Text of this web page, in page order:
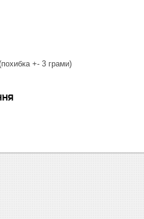
(похибка +- 3 грами)